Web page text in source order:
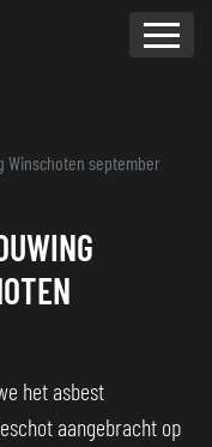
Winschoten september
het asbest
aangebracht op